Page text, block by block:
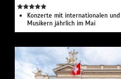
Konzerte mit internationalen
Musikern jährlich im Mai